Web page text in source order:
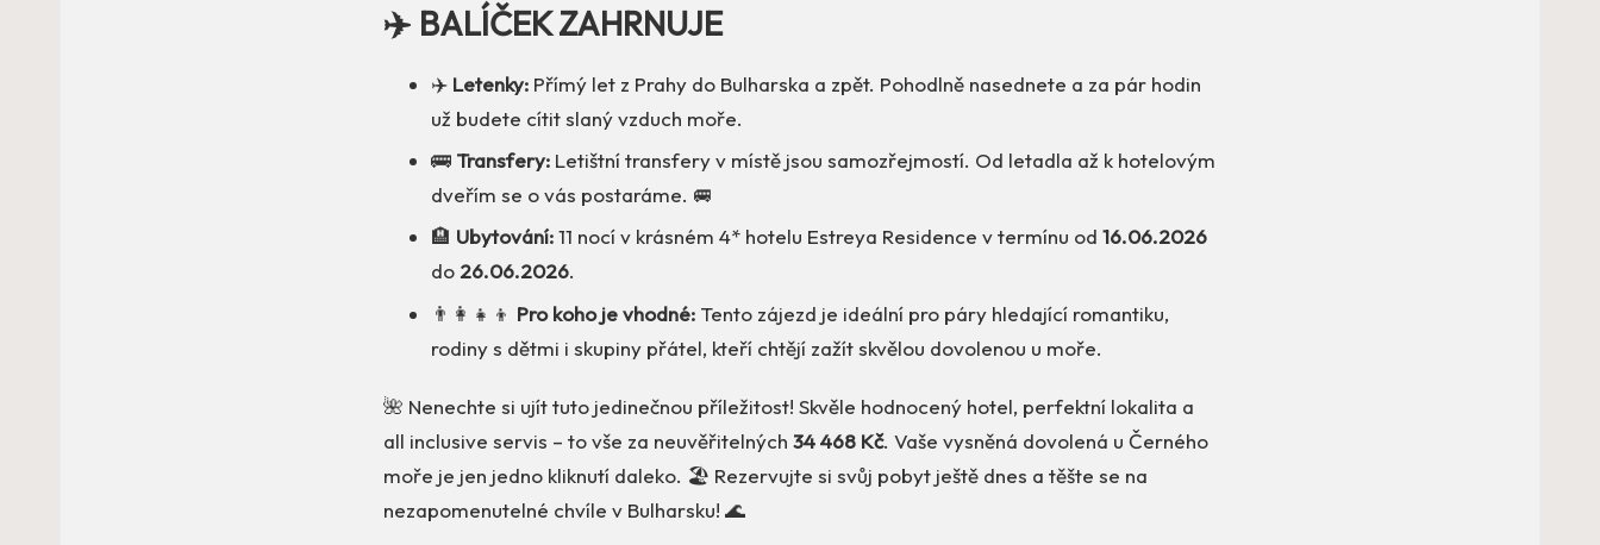
✈️ BALÍČEK ZAHRNUJE
✈️ Letenky: Přímý let z Prahy do Bulharska a zpět. Pohodlně nasednete a za pár hodin
už budete cítit slaný vzduch moře.
🚌 Transfery: Letištní transfery v místě jsou samozřejmostí. Od letadla až k hotelovým
dveřím se o vás postaráme. 🚐
🏨 Ubytování:11 nocí v krásném 4* hotelu Estreya Residence v termínu od 16.06.2026
do 26.06.2026.
👨‍👩‍👧‍👦 Pro koho je vhodné: Tento zájezd je ideální pro páry hledající romantiku,
rodiny s dětmi i skupiny přátel, kteří chtějí zažít skvělou dovolenou u moře.
🌺 Nenechte si ujít tuto jedinečnou příležitost! Skvěle hodnocený hotel, perfektní lokalita a
all inclusive servis – to vše za neuvěřitelných 34 468 Kč. Vaše vysněná dovolená u Černého
moře je jen jedno kliknutí daleko. 🏖️ Rezervujte si svůj pobyt ještě dnes a těšte se na
nezapomenutelné chvíle v Bulharsku! 🌊